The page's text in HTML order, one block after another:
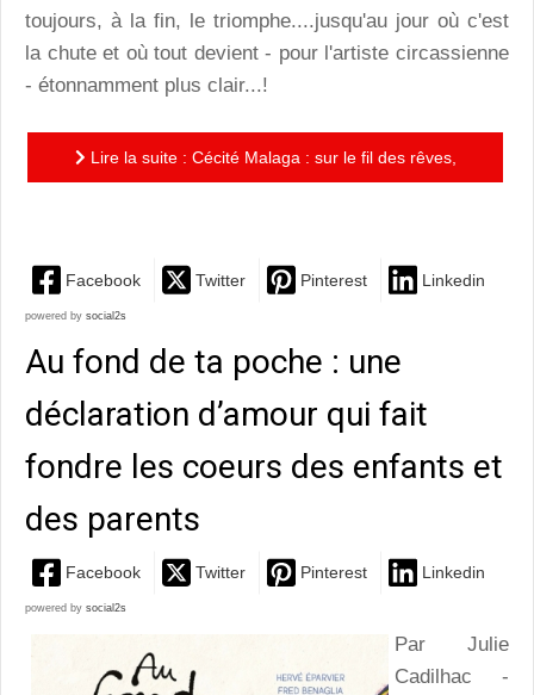
toujours, à la fin, le triomphe....jusqu'au jour où c'est
la chute et où tout devient - pour l'artiste circassienne
- étonnamment plus clair...!
Lire la suite : Cécité Malaga : sur le fil des rêves,
Facebook Twitter Pinterest Linkedin
powered by social2s
Au fond de ta poche : une
déclaration d’amour qui fait
fondre les coeurs des enfants et
des parents
Facebook Twitter Pinterest Linkedin
powered by social2s
Par Julie
Cadilhac -